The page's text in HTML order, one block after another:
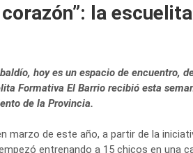
la
hoy es un espacio de encuentro,
Formativa El Barrio recibió esta
de la Provincia.
marzo de este año, a partir de la
entrenando a 15 chicos en una